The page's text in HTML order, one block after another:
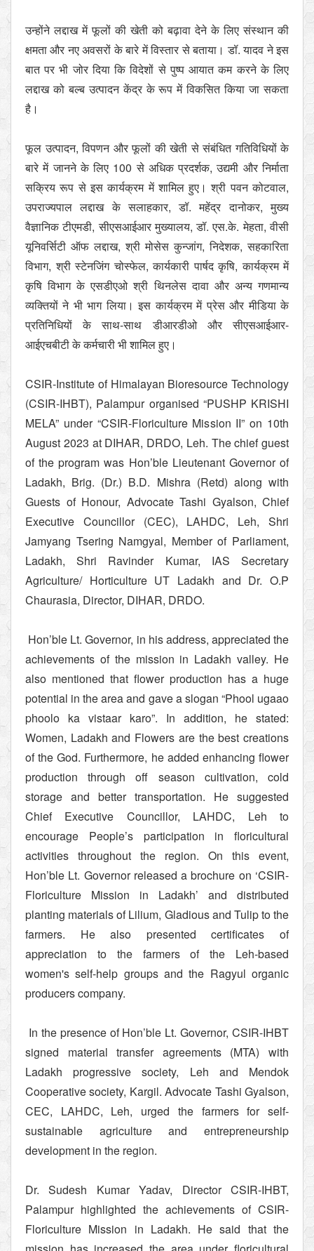
उन्होंने लद्दाख में फूलों की खेती को बढ़ावा देने के लिए संस्थान की
क्षमता और नए अवसरों के बारे में विस्तार से बताया। डॉ. यादव ने इस
बात पर भी जोर दिया कि विदेशों से पुष्प आयात कम करने के लिए
लद्दाख को बल्ब उत्पादन केंद्र के रूप में विकसित किया जा सकता
है।
फूल उत्पादन, विपणन और फूलों की खेती से संबंधित गतिविधियों के
बारे में जानने के लिए 100 से अधिक प्रदर्शक, उद्यमी और निर्माता
सक्रिय रूप से इस कार्यक्रम में शामिल हुए। श्री पवन कोटवाल,
उपराज्यपाल लद्दाख के सलाहकार, डॉ. महेंद्र दानोकर, मुख्य
वैज्ञानिक टीएमडी, सीएसआईआर मुख्यालय, डॉ. एस.के. मेहता, वीसी
यूनिवर्सिटी ऑफ लद्दाख, श्री मोसेस कुन्जांग, निदेशक, सहकारिता
विभाग, श्री स्टेनजिंग चोस्फेल, कार्यकारी पार्षद कृषि, कार्यक्रम में
कृषि विभाग के एसडीएओ श्री थिनलेस दावा और अन्य गणमान्य
व्यक्तियों ने भी भाग लिया। इस कार्यक्रम में प्रेस और मीडिया के
प्रतिनिधियों के साथ-साथ डीआरडीओ और सीएसआईआर-
आईएचबीटी के कर्मचारी भी शामिल हुए।
CSIR-Institute of Himalayan Bioresource Technology
(CSIR-IHBT), Palampur organised “PUSHP KRISHI
MELA” under “CSIR-Floriculture Mission II” on 10th
August 2023 at DIHAR, DRDO, Leh. The chief guest
of the program was Hon’ble Lieutenant Governor of
Ladakh, Brig. (Dr.) B.D. Mishra (Retd) along with
Guests of Honour, Advocate Tashi Gyalson, Chief
Executive Councillor (CEC), LAHDC, Leh, Shri
Jamyang Tsering Namgyal, Member of Parliament,
Ladakh, Shri Ravinder Kumar, IAS Secretary
Agriculture/ Horticulture UT Ladakh and Dr. O.P
Chaurasia, Director, DIHAR, DRDO.
Hon’ble Lt. Governor, in his address, appreciated the
achievements of the mission in Ladakh valley. He
also mentioned that flower production has a huge
potential in the area and gave a slogan “Phool ugaao
phoolo ka vistaar karo”. In addition, he stated:
Women, Ladakh and Flowers are the best creations
of the God. Furthermore, he added enhancing flower
production through off season cultivation, cold
storage and better transportation. He suggested
Chief Executive Councillor, LAHDC, Leh to
encourage People’s participation in floricultural
activities throughout the region. On this event,
Hon’ble Lt. Governor released a brochure on ‘CSIR-
Floriculture Mission in Ladakh’ and distributed
planting materials of Lilium, Gladious and Tulip to the
farmers. He also presented certificates of
appreciation to the farmers of the Leh-based
women's self-help groups and the Ragyul organic
producers company.
In the presence of Hon’ble Lt. Governor, CSIR-IHBT
signed material transfer agreements (MTA) with
Ladakh progressive society, Leh and Mendok
Cooperative society, Kargil. Advocate Tashi Gyalson,
CEC, LAHDC, Leh, urged the farmers for self-
sustainable agriculture and entrepreneurship
development in the region.
Dr. Sudesh Kumar Yadav, Director CSIR-IHBT,
Palampur highlighted the achievements of CSIR-
Floriculture Mission in Ladakh. He said that the